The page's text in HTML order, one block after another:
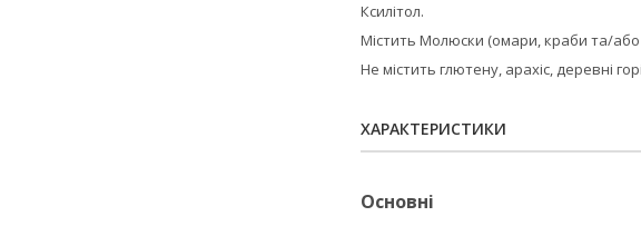
Ксилітол.
Містить Молюски (омари, краби та/
Не містить глютену, арахіс, деревні
ХАРАКТЕРИСТИКИ
Основні